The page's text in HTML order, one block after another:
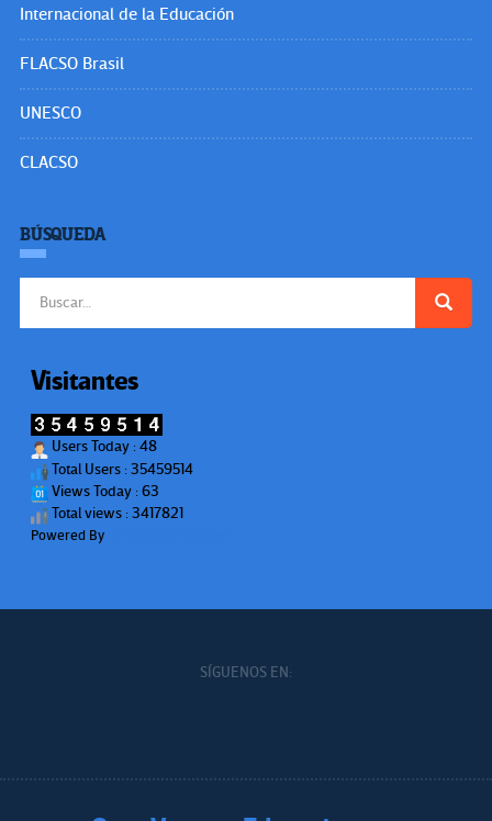
Internacional de la Educación
FLACSO Brasil
UNESCO
CLACSO
BÚSQUEDA
Visitantes
Users Today : 48
Total Users : 35459514
Views Today : 63
Total views : 3417821
Powered By
SÍGUENOS EN: